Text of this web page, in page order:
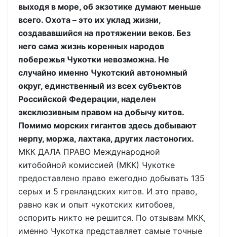
выходя в море, об экзотике думают меньше
всего. Охота – это их уклад жизни,
создававшийся на протяжении веков. Без
него сама жизнь коренных народов
побережья Чукотки невозможна. Не
случайно именно Чукотский автономный
округ, единственный из всех субъектов
Российской Федерации, наделен
эксклюзивным правом на добычу китов.
Помимо морских гигантов здесь добывают
нерпу, моржа, лахтака, других ластоногих.
МКК ДАЛА ПРАВО Международной
китобойной комиссией (МКК) Чукотке
предоставлено право ежегодно добывать 135
серых и 5 гренландских китов. И это право,
равно как и опыт чукотских китобоев,
оспорить никто не решится. По отзывам МКК,
именно Чукотка представляет самые точные